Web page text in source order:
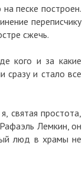
песке построен.
переписчику
сжечь.
кого и за какие
сразу и стало все
святая простота,
Лемкин, он
люд в храмы не